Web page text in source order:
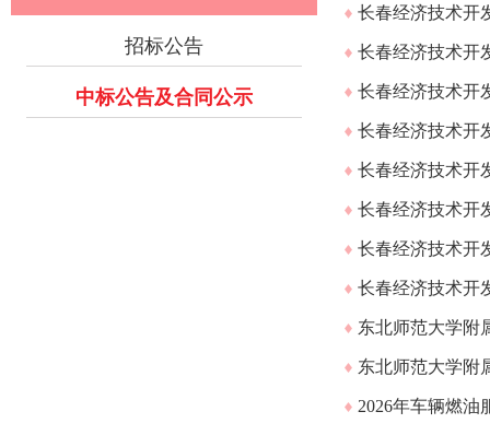
招标公告
中标公告及合同公示
长春经济技术开
长春经济技术开
长春经济技术开
长春经济技术开
长春经济技术开
长春经济技术开
长春经济技术开
长春经济技术开
东北师范大学附
东北师范大学附
2026年车辆燃油